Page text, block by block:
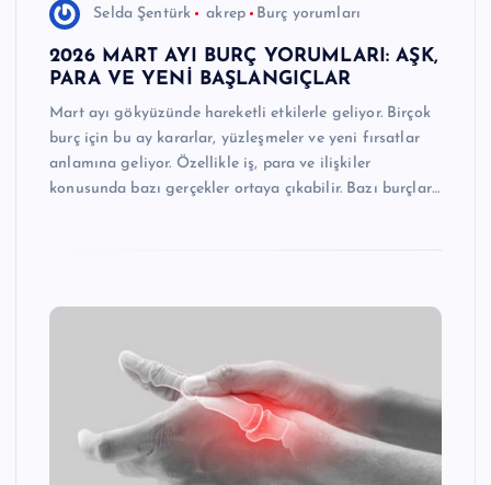
Selda Şentürk akrep Burç yorumları
2026 MART AYI BURÇ YORUMLARI: AŞK,
PARA VE YENİ BAŞLANGIÇLAR
Mart ayı gökyüzünde hareketli etkilerle geliyor. Birçok
burç için bu ay kararlar, yüzleşmeler ve yeni fırsatlar
anlamına geliyor. Özellikle iş, para ve ilişkiler
konusunda bazı gerçekler ortaya çıkabilir. Bazı burçlar…